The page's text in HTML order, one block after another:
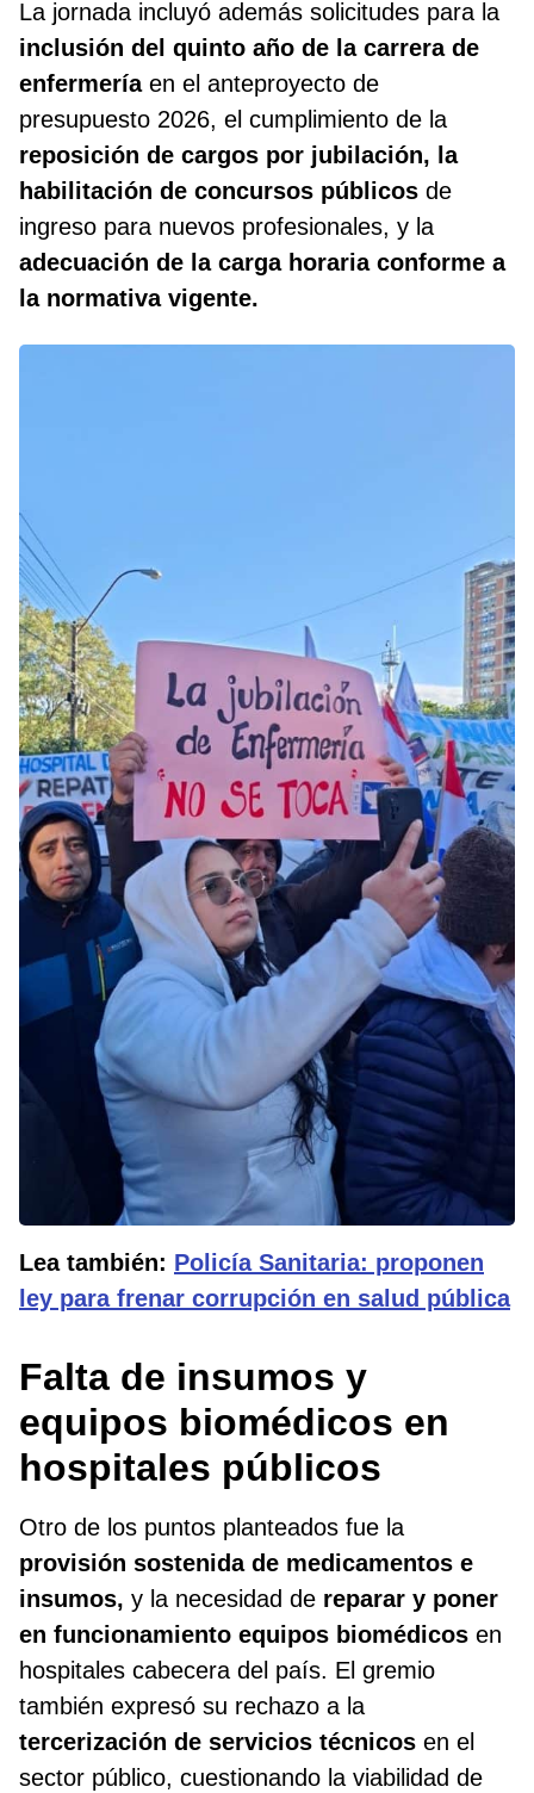
La jornada incluyó además solicitudes para la
inclusión del quinto año de la carrera de
enfermeríaen el anteproyecto de
presupuesto 2026, el cumplimiento de la
reposición de cargos por jubilación, la
habilitación de concursos públicos de
ingreso para nuevos profesionales, y la
adecuación de la carga horaria conforme a
la normativa vigente.
Lea también: Policía Sanitaria: proponen
ley para frenar corrupción en salud pública
Falta de insumos y
equipos biomédicos en
hospitales públicos
Otro de los puntos planteados fue la
provisión sostenida de medicamentos e
insumos, y la necesidad de reparar y poner
en funcionamiento equipos biomédicos en
hospitales cabecera del país. El gremio
también expresó su rechazo a la
tercerización de servicios técnicos en el
sector público, cuestionando la viabilidad de